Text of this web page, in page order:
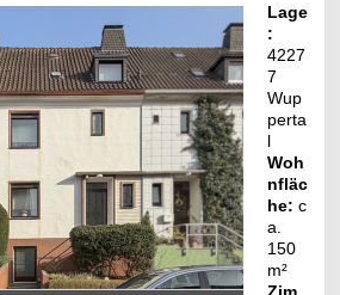
Lage
:
4227
7
Wup
perta
l
Woh
nfläc
he: c
a.
150
m²
Zim